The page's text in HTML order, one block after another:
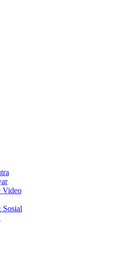
Video
Sosial